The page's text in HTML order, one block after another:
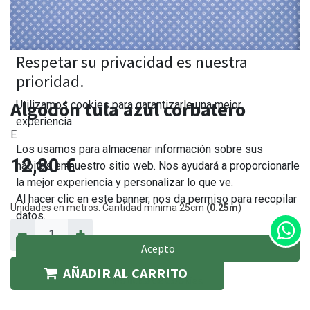
Algodón tula azul corbatero
E
12,80€
Unidades en metros. Cantidad mínima 25cm (0.25m)
AÑADIR AL CARRITO
Respetar su privacidad es nuestra
prioridad.
Utilizamos cookies para garantizarle una mejor
experiencia.
Los usamos para almacenar información sobre sus
hábitos en nuestro sitio web. Nos ayudará a proporcionarle
la mejor experiencia y personalizar lo que ve.
Al hacer clic en este banner, nos da permiso para recopilar
datos.
Acepto
Política de Cookies